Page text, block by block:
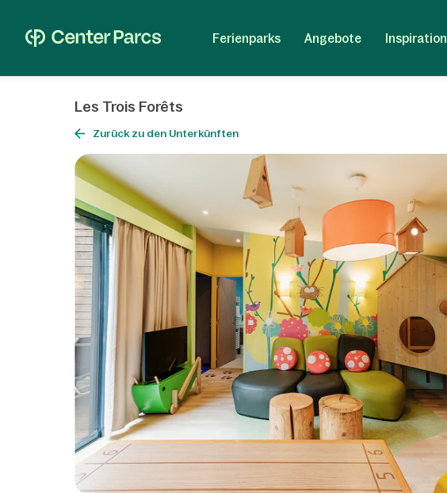
Ferienparks Angebote Inspiration
Les Trois Forêts
Zurück zu den Unterkünften